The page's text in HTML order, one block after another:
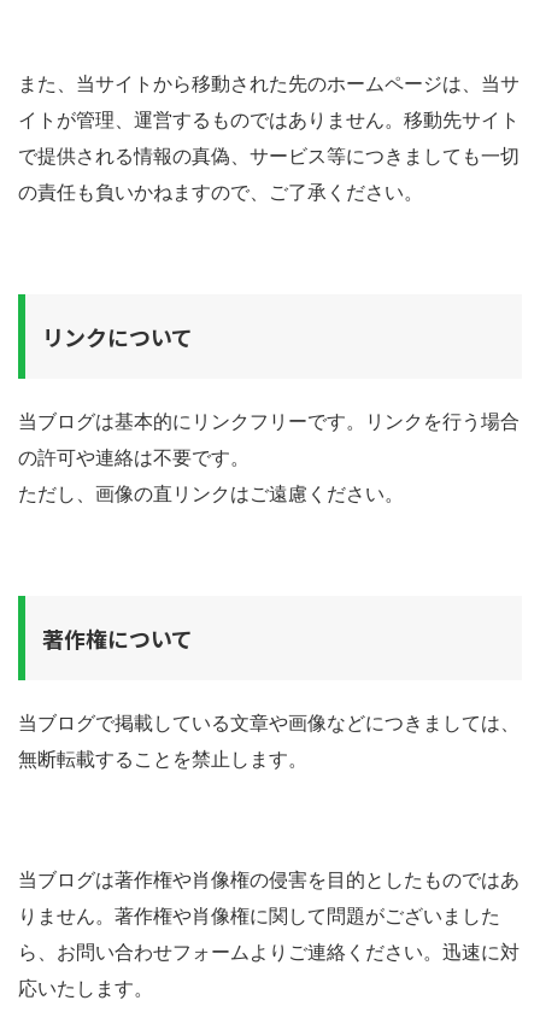
また、当サイトから移動された先のホームページは、当サ
イトが管理、運営するものではありません。移動先サイト
で提供される情報の真偽、サービス等につきましても一切
の責任も負いかねますので、ご了承ください。
リンクについて
当ブログは基本的にリンクフリーです。リンクを行う場合
の許可や連絡は不要です。
ただし、画像の直リンクはご遠慮ください。
著作権について
当ブログで掲載している文章や画像などにつきましては、
無断転載することを禁止します。
当ブログは著作権や肖像権の侵害を目的としたものではあ
りません。著作権や肖像権に関して問題がございました
ら、お問い合わせフォームよりご連絡ください。迅速に対
応いたします。